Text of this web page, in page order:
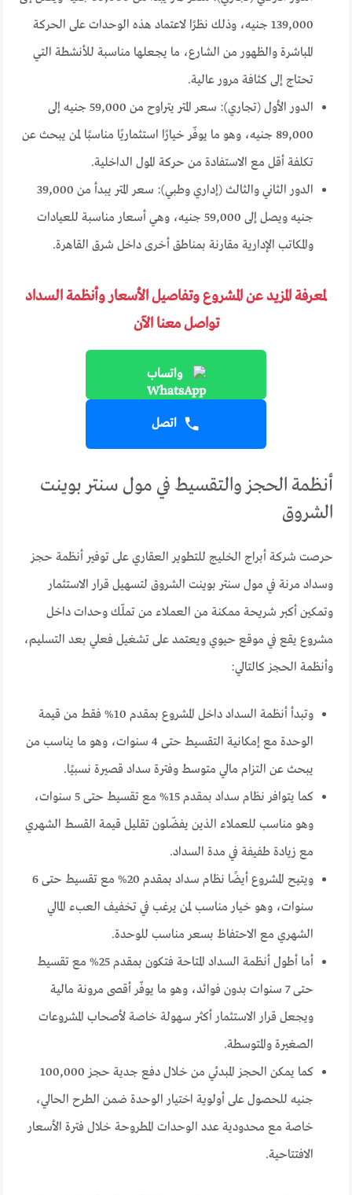
139,000 جنيه، وذلك نظرًا لاعتماد هذه الوحدات على الحركة
المباشرة والظهور من الشارع، ما يجعلها مناسبة للأنشطة التي
تحتاج إلى كثافة مرور عالية.
الدور الأول (تجاري): سعر المتر يتراوح من 59,000 جنيه إلى
89,000 جنيه، وهو ما يوفّر خيارًا استثماريًا مناسبًا لمن يبحث عن
تكلفة أقل مع الاستفادة من حركة المول الداخلية.
الدور الثاني والثالث (إداري وطبي): سعر المتر يبدأ من 39,000
جنيه ويصل إلى 59,000 جنيه، وهي أسعار مناسبة للعيادات
والمكاتب الإدارية مقارنة بمناطق أخرى داخل شرق القاهرة.
لمعرفة المزيد عن المشروع وتفاصيل الأسعار وأنظمة السداد
تواصل معنا الآن
واتساب
اتصل
أنظمة الحجز والتقسيط في مول سنتر بوينت
الشروق
حرصت شركة أبراج الخليج للتطوير العقاري على توفير أنظمة حجز
وسداد مرنة في مول سنتر بوينت الشروق لتسهيل قرار الاستثمار
وتمكين أكبر شريحة ممكنة من العملاء من تملّك وحدات داخل
مشروع يقع في موقع حيوي ويعتمد على تشغيل فعلي بعد التسليم،
وأنظمة الحجز كالتالي:
وتبدأ أنظمة السداد داخل المشروع بمقدم 10% فقط من قيمة
الوحدة مع إمكانية التقسيط حتى 4 سنوات، وهو ما يناسب من
يبحث عن التزام مالي متوسط وفترة سداد قصيرة نسبيًا.
كما يتوافر نظام سداد بمقدم 15% مع تقسيط حتى 5 سنوات،
وهو مناسب للعملاء الذين يفضّلون تقليل قيمة القسط الشهري
مع زيادة طفيفة في مدة السداد.
ويتيح المشروع أيضًا نظام سداد بمقدم 20% مع تقسيط حتى 6
سنوات، وهو خيار مناسب لمن يرغب في تخفيف العبء المالي
الشهري مع الاحتفاظ بسعر مناسب للوحدة.
أما أطول أنظمة السداد المتاحة فتكون بمقدم 25% مع تقسيط
حتى 7 سنوات بدون فوائد، وهو ما يوفّر أقصى مرونة مالية
ويجعل قرار الاستثمار أكثر سهولة خاصة لأصحاب المشروعات
الصغيرة والمتوسطة.
كما يمكن الحجز المبدئي من خلال دفع جدية حجز 100,000
جنيه للحصول على أولوية اختيار الوحدة ضمن الطرح الحالي،
خاصة مع محدودية عدد الوحدات المطروحة خلال فترة الأسعار
الافتتاحية.